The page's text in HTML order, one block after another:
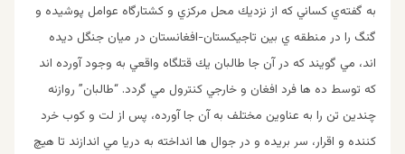
به گفته‌ي كساني كه از نزديك محل مركزي و كشتارگاه عوامل پوشيده و
گنگ را در منطقه ي بين تاجيكستان-افغانستان در ميان جنگل ديده
اند، مي گويند كه در آن جا طالبان يك قتلگاه واقعي به وجود آورده اند
كه توسط ده ها فرد افغان و خارجي كنترول مي گردد. “طالبان” روازنه
چندين تن را به عناوين مختلف به آن جا آورده، پس از لت و كوب خرد
كننده و اقرار، سر بريده و در جوال ها انداخته به دريا مي اندازند تا هيچ